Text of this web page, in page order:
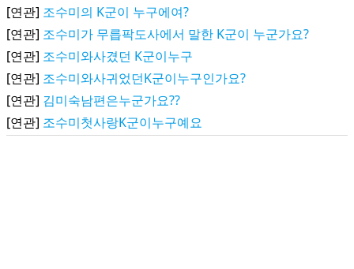
[연관] 조수미의 K군이 누구에여?
[연관] 조수미가 무릅팍도사에서 말한 K군이 누군가요?
[연관] 조수미와사겼던 K군이누구
[연관] 조수미와사귀었던K군이누구인가요?
[연관] 김미숙남편은누군가요??
[연관] 조수미첫사랑K군이누구예요